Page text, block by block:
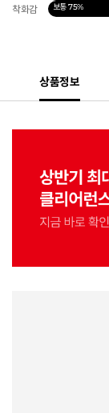
착화감 보통75%
상품정보